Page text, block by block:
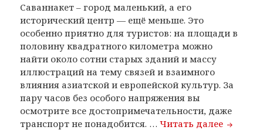
Саваннакет – город маленький, а его
исторический центр — ещё меньше. Это
особенно приятно для туристов: на площади в
половину квадратного километра можно
найти около сотни старых зданий и массу
иллюстраций на тему связей и взаимного
влияния азиатской и европейской культур. За
пару часов без особого напряжения вы
осмотрите все достопримечательности, даже
транспорт не понадобится. …Читать далее